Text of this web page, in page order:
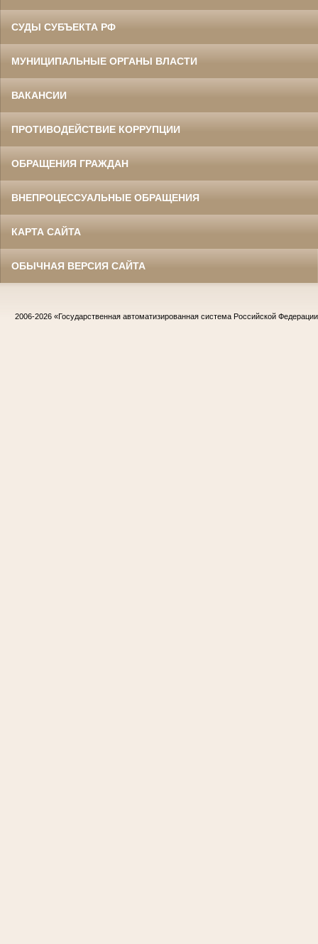
СУДЫ СУБЪЕКТА РФ
МУНИЦИПАЛЬНЫЕ ОРГАНЫ ВЛАСТИ
ВАКАНСИИ
ПРОТИВОДЕЙСТВИЕ КОРРУПЦИИ
ОБРАЩЕНИЯ ГРАЖДАН
ВНЕПРОЦЕССУАЛЬНЫЕ ОБРАЩЕНИЯ
КАРТА САЙТА
ОБЫЧНАЯ ВЕРСИЯ САЙТА
2006-2026 «Государственная автоматизированная система Российской